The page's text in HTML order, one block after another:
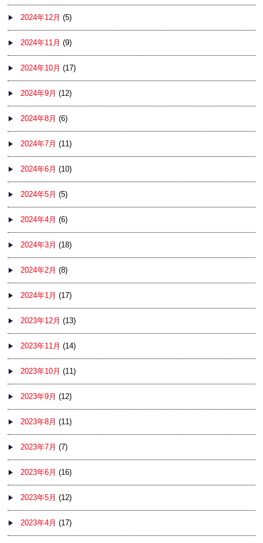
2024年12月 (5)
2024年11月 (9)
2024年10月 (17)
2024年9月 (12)
2024年8月 (6)
2024年7月 (11)
2024年6月 (10)
2024年5月 (5)
2024年4月 (6)
2024年3月 (18)
2024年2月 (8)
2024年1月 (17)
2023年12月 (13)
2023年11月 (14)
2023年10月 (11)
2023年9月 (12)
2023年8月 (11)
2023年7月 (7)
2023年6月 (16)
2023年5月 (12)
2023年4月 (17)